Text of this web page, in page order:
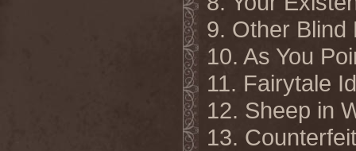
9. Other Blind
10. As You
11. Fairytale
12. Sheep in
13.